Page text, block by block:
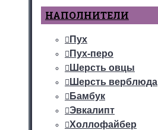
НАПОЛНИТЕЛИ
Пух
Пух-перо
Шерсть овцы
Шерсть верблюда
Бамбук
Эвкалипт
Холлофайбер